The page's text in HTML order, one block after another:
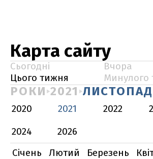
Карта сайту
Сьогодні
Вчора
Цього тижня
Минулого
РОКИ 2021 ЛИСТОПАД
2020 2021 2022
2024
2026
Січень
Лютий Березень